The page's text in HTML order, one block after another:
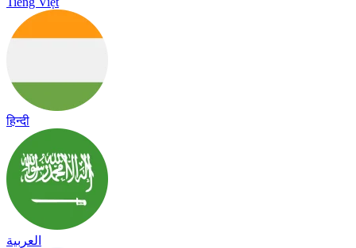
हिन्दी
العربية